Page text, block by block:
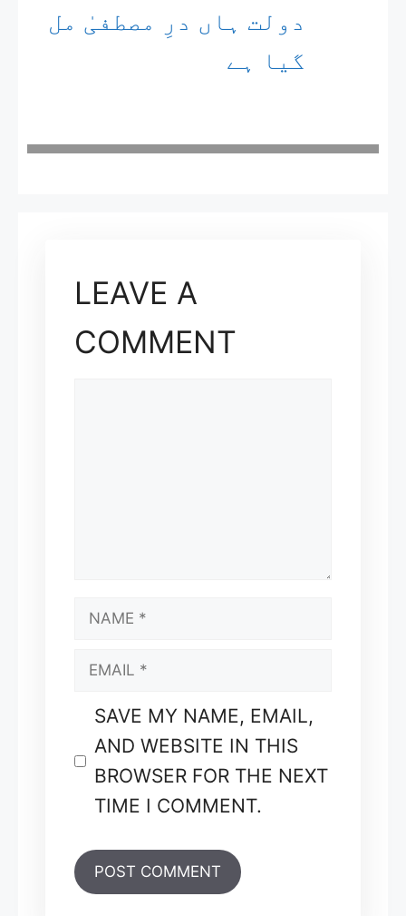
دولت ہاں درِ مصطفیٰ مل
گیا ہے
LEAVE A
COMMENT
NAME
EMAIL
SAVE MY NAME, EMAIL,
AND WEBSITE IN THIS
BROWSER FOR THE NEXT
TIME I COMMENT.